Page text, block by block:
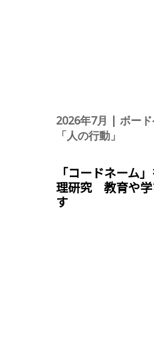
2026年7月 | ボー
「人の行動」
「コードネーム
理研究 教育や学
す